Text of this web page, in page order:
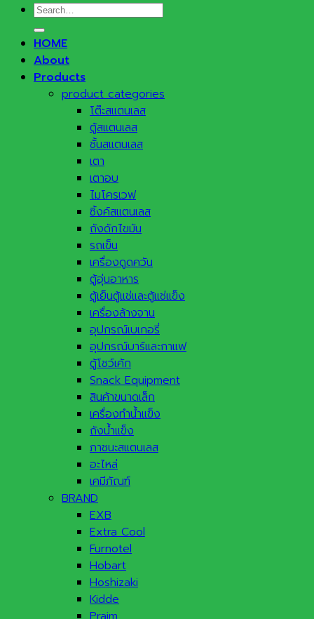
Search
for:
HOME
About
Products
product categories
โต๊ะสแตนเลส
ตู้สแตนเลส
ชั้นสแตนเลส
เตา
เตาอบ
ไมโครเวฟ
ซิ้งค์สแตนเลส
ถังดักไขมัน
รถเข็น
เครื่องดูดควัน
ตู้อุ่นอาหาร
ตู้เย็นตู้แช่และตู้แช่แข็ง
เครื่องล้างจาน
อุปกรณ์เบเกอรี่
อุปกรณ์บาร์และกาแฟ
ตู้โชว์เค้ก
Snack Equipment
สินค้าขนาดเล็ก
เครื่องทำน้ำแข็ง
ถังน้ำแข็ง
ภาชนะสแตนเลส
อะไหล่
เคมีภัณฑ์
BRAND
EXB
Extra Cool
Furnotel
Hobart
Hoshizaki
Kidde